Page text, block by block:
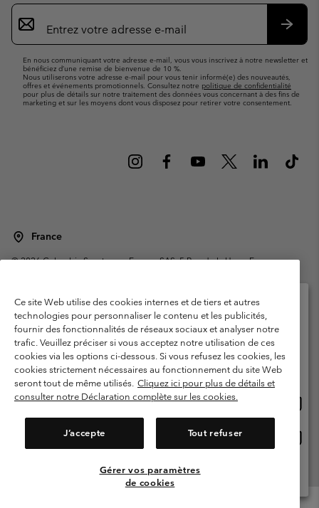
Inscription
par
e-
En nous communiquant votre adresse e-mail, vous vous inscrivez à notre newsletter et
bénéficiez d’une remise de bienvenue de 10 %.
Nous utiliserons votre adresse e-mail pour vous tenir informé(e) des nouveautés,
offres et événements promotionnels. Consultez notre politique de confidentialité
pour plus de détails sur notre traitement des données vous concernant à des fins de
marketing et sur les moyens dont vous disposez pour retirer votre consentement.
France
©2026Columbia Sportswear Europe SAS. 5 Rue de la Haye, Espace
Garanties Légales
Politique de confidentialité
Conditions d'utilisation - Membres
Conditions D'utilisation - Contenu généré par l'utilisateur
Impressum
Cookies
Public CBCR
Ce site Web utilise des cookies internes et de tiers et autres
technologies pour personnaliser le contenu et les publicités,
fournir des fonctionnalités de réseaux sociaux et analyser notre
trafic. Veuillez préciser si vous acceptez notre utilisation de ces
cookies via les options ci-dessous. Si vous refusez les cookies, les
cookies strictement nécessaires au fonctionnement du site Web
seront tout de même utilisés. Cliquez ici pour plus de détails et
consulter notre Déclaration complète sur les cookies.
J’accepte Tout refuser
Gérer vos paramètres
de cookies
Veuillez sélectionner votre pays d’expédition et
votre langue
Achats en ligne disponibles
United States
ligne
France
Voir Tous Les Pays